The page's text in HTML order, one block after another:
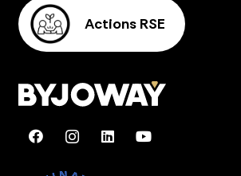
Actions RSE